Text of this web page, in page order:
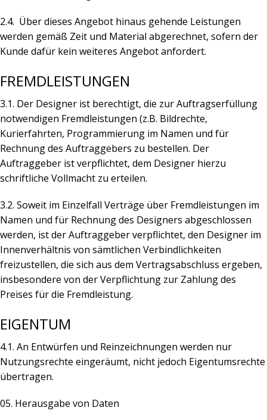
2.4. Über dieses Angebot hinaus gehende Leistungen
werden gemäß Zeit und Material abgerechnet, sofern der
Kunde dafür kein weiteres Angebot anfordert.
FREMDLEISTUNGEN
3.1. Der Designer ist berechtigt, die zur Auftragserfüllung
notwendigen Fremdleistungen (z.B. Bildrechte,
Kurierfahrten, Programmierung im Namen und für
Rechnung des Auftraggebers zu bestellen. Der
Auftraggeber ist verpflichtet, dem Designer hierzu
schriftliche Vollmacht zu erteilen.
3.2. Soweit im Einzelfall Verträge über Fremdleistungen im
Namen und für Rechnung des Designers abgeschlossen
werden, ist der Auftraggeber verpflichtet, den Designer im
Innenverhältnis von sämtlichen Verbindlichkeiten
freizustellen, die sich aus dem Vertragsabschluss ergeben,
insbesondere von der Verpflichtung zur Zahlung des
Preises für die Fremdleistung.
EIGENTUM
4.1. An Entwürfen und Reinzeichnungen werden nur
Nutzungsrechte eingeräumt, nicht jedoch Eigentumsrechte
übertragen.
05. Herausgabe von Daten